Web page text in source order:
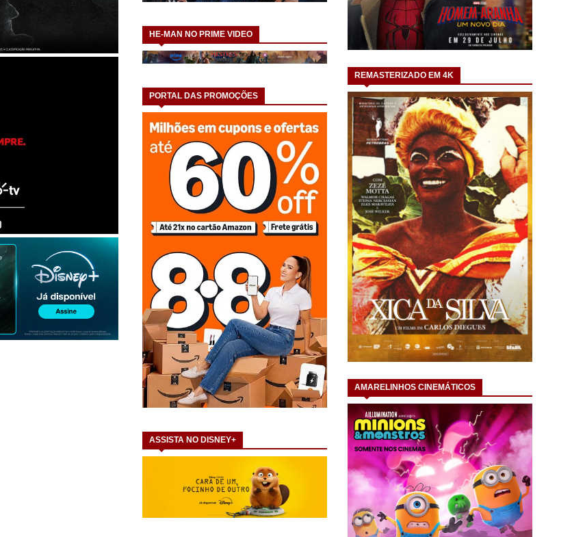
HE-MAN NO PRIME VIDEO
PORTAL DAS PROMOÇÕES
ASSISTA NO DISNEY+
REMASTERIZADO EM 4K
AMARELINHOS CINEMÁTICOS